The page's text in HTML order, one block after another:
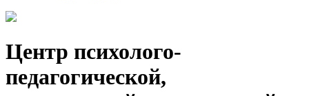
Центр психолого-
педагогической,